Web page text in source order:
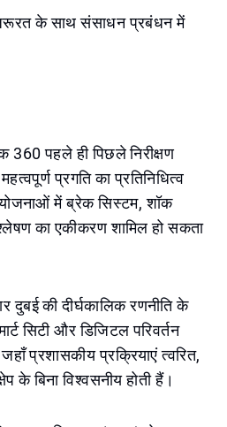
जरूरत के साथ संसाधन प्रबंधन में
पहले ही पिछले निरीक्षण
प्रगति का प्रतिनिधित्व
में ब्रेक सिस्टम, शॉक
का एकीकरण शामिल हो सकता
दुबई की दीर्घकालिक रणनीति के
सिटी और डिजिटल परिवर्तन
प्रशासकीय प्रक्रियाएं त्वरित,
के बिना विश्वसनीय होती हैं।